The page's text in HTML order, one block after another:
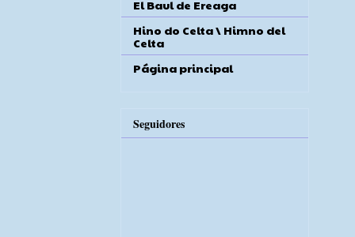
El Baul de Ereaga
Hino do Celta \ Himno del
Celta
Página principal
Seguidores